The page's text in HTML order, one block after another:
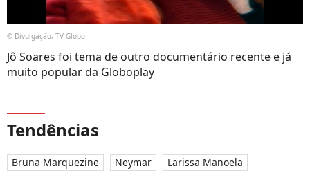
© Divulgação, TV Globo
Jô Soares foi tema de outro documentário recente e já
muito popular da Globoplay
Tendências
Bruna Marquezine Neymar
Larissa Manoela